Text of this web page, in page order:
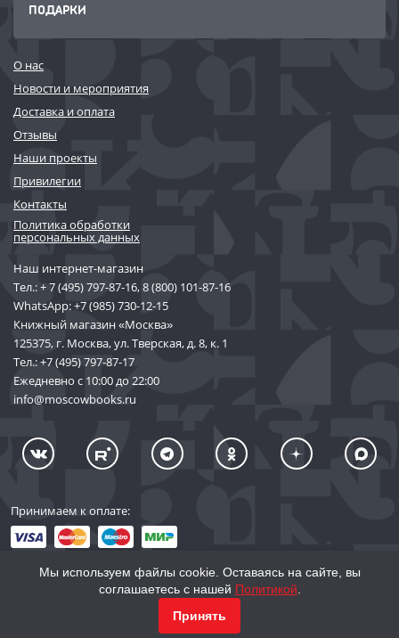
ПОДАРКИ
О нас
Новости и мероприятия
Доставка и оплата
Отзывы
Наши проекты
Привилегии
Контакты
Политика обработки
персональных данных
Наш интернет-магазин
Тел.:+ 7 (495) 797-87-16,8 (800) 101-87-16
WhatsApp:+7 (985) 730-12-15
Книжный магазин «Москва»
125375, г. Москва, ул. Тверская, д. 8, к. 1
Тел.:+7 (495) 797-87-17
Ежедневно с 10:00 до 22:00
info@moscowbooks.ru
Принимаем к оплате:
© 2002–2026 «Торговый Дом Книги «МОСКВА»
Мы используем файлы cookie. Оставаясь на сайте, вы
соглашаетесь с нашей Политикой
Принять